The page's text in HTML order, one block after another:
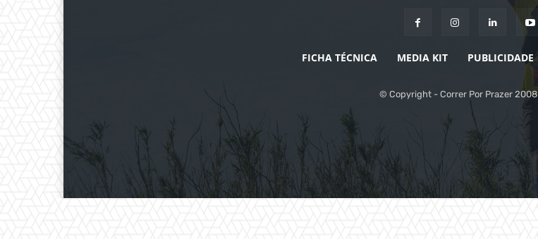
FICHA TÉCNICA MEDIA KIT PUBLICIDADE
© Copyright - Correr Por Prazer